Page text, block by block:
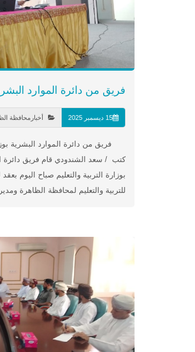
فريق من دائرة الموارد
15 ديسمبر 2025 أخبارمحافظة
فريق من دائرة الموارد البشرية
كتب / سعد الشندودي قام فريق دائرة
بوزارة التربية والتعليم صباح اليوم
للتربية والتعليم لمحافظة الظاهرة